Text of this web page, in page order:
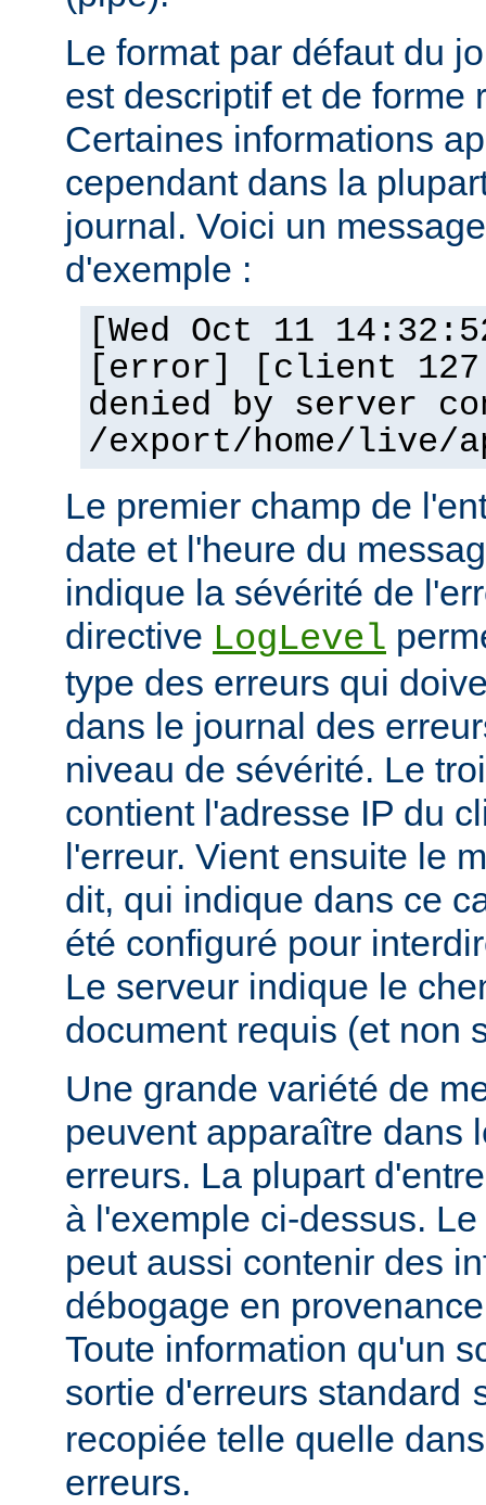
Le format par défaut du
est descriptif et de forme
Certaines informations
cependant dans la
journal. Voici un
d'exemple :
[Wed Oct 11
[error] [client
denied by server
/export/home/live/
Le premier champ de
date et l'heure du
indique la sévérité de
directive LogLevel
type des erreurs qui
dans le journal des
niveau de sévérité. Le
contient l'adresse IP du
l'erreur. Vient ensuite le
dit, qui indique dans ce
été configuré pour
Le serveur indique le
document requis (et non
Une grande variété de
peuvent apparaître dans
erreurs. La plupart
à l'exemple ci-dessus.
peut aussi contenir des
débogage en
Toute information qu'un
sortie d'erreurs standard
recopiée telle quelle
erreurs.